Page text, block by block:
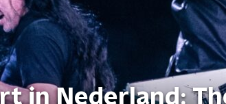
in Nederland: